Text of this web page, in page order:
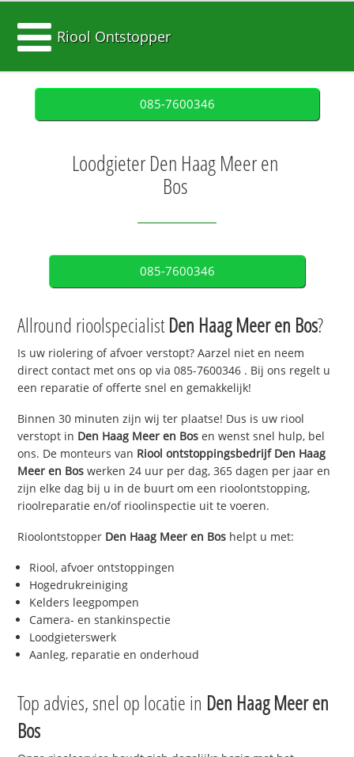
Riool Ontstopper
085-7600346
Loodgieter Den Haag Meer en
Bos
085-7600346
Allround rioolspecialistDen Haag Meer en Bos?
Is uw riolering of afvoer verstopt? Aarzel niet en neem
direct contact met ons op via085-7600346 . Bij ons regelt u
een reparatie of offerte snel en gemakkelijk!
Binnen 30 minuten zijn wij ter plaatse! Dus is uw riool
verstopt in Den Haag Meer en Bos en wenst snel hulp, bel
ons. De monteurs van Riool ontstoppingsbedrijf Den Haag
Meer en Bos werken 24 uur per dag, 365 dagen per jaar en
zijn elke dag bij u in de buurt om een rioolontstopping,
rioolreparatie en/of rioolinspectie uit te voeren.
Rioolontstopper Den Haag Meer en Bos helpt u met:
Riool, afvoer ontstoppingen
Hogedrukreiniging
Kelders leegpompen
Camera- en stankinspectie
Loodgieterswerk
Aanleg, reparatie en onderhoud
Top advies, snel op locatie in Den Haag Meer en
Bos